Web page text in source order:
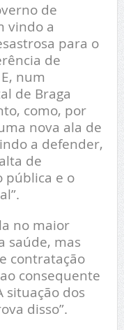
de
vindo a
para o
de
num
de Braga
como, por
nova ala de
a defender,
de
pública e o
no maior
saúde, mas
contratação
consequente
situação dos
disso”.